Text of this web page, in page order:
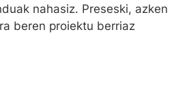
nahasiz. Preseski, azken
beren proiektu berriaz